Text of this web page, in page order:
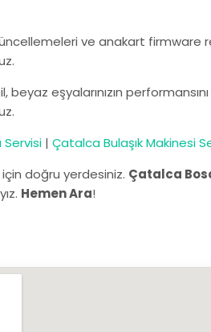
ve anakart firmware
eşyalarınızın
| Çatalca Bulaşık Makinesi
doğru yerdesiniz. Çatalca
Hemen Ara!